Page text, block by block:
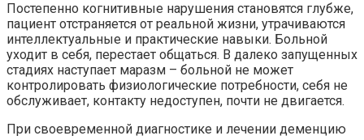
Постепенно когнитивные нарушения становятся глубже,
пациент отстраняется от реальной жизни, утрачиваются
интеллектуальные и практические навыки. Больной
уходит в себя, перестает общаться. В далеко запущенных
стадиях наступает маразм – больной не может
контролировать физиологические потребности, себя не
обслуживает, контакту недоступен, почти не двигается.
При своевременной диагностике и лечении деменцию